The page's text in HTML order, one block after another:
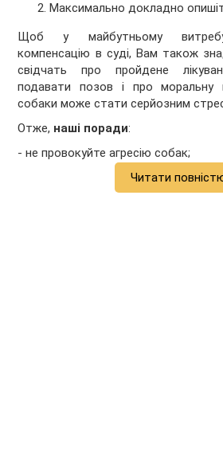
Максимально докладно
Щоб у майбутньому
компенсацію в суді, Вам також
свідчать про пройдене
подавати позов і про
собаки може стати серйозним
Отже, наші поради:
- не провокуйте агресію собак;
Читати